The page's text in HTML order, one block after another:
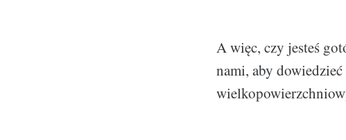
A więc, czy jesteś
nami, aby